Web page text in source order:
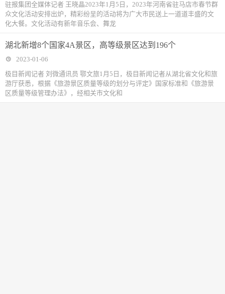
驻报集团全媒体记者 王晓晶2023年1月5日，2023年河南省驻马店市春节群
众文化活动安排出炉，精彩纷呈的活动将为广大市民送上一道道丰盛的文
化大餐。文化活动有新年音乐会、舞龙
湖北新增8个国家4A景区，高等级景区达到196个
2023-01-06
极目新闻记者 刘微通讯员 鄂文旅1月5日，极目新闻记者从湖北省文化和旅
游厅获悉，根据《旅游景区质量等级的划分与评定》国家标准和《旅游景
区质量等级管理办法》，经相关市文化和